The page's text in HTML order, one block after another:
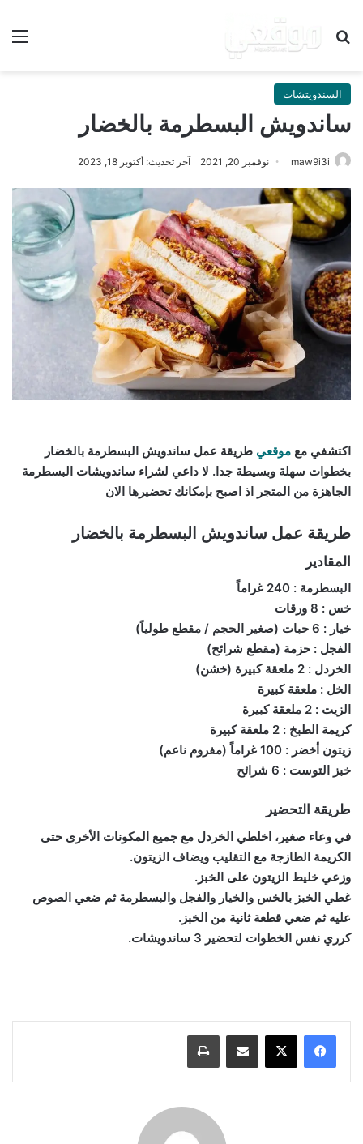
بحث عن
السندويتشات
ساندويش البسطرمة بالخضار
maw9i3i نوفمبر 20, 2021 آخر تحديث: أكتوبر 18, 2023
اكتشفي مع موقعي طريقة عمل ساندويش البسطرمة بالخضار
بخطوات سهلة وبسيطة جدا. لا داعي لشراء ساندويشات البسطرمة
الجاهزة من المتجر اذ اصبح بإمكانك تحضيرها الان
طريقة عمل ساندويش البسطرمة بالخضار
المقادير
البسطرمة : 240 غراماً
خس : 8 ورقات
خيار : 6 حبات (صغير الحجم / مقطع طولياً)
الفجل : حزمة (مقطع شرائح)
الخردل : 2 ملعقة كبيرة (خشن)
الخل : ملعقة كبيرة
الزيت : 2 ملعقة كبيرة
كريمة الطبخ : 2 ملعقة كبيرة
زيتون أخضر : 100 غراماً (مفروم ناعم)
خبز التوست : 6 شرائح
طريقة التحضير
في وعاء صغير، اخلطي الخردل مع جميع المكونات الأخرى حتى
الكريمة الطازجة مع التقليب ويضاف الزيتون.
وزعي خليط الزيتون على الخبز.
غطي الخبز بالخس والخيار والفجل والبسطرمة ثم ضعي الصوص
عليه ثم ضعي قطعة ثانية من الخبز.
كرري نفس الخطوات لتحضير 3 ساندويشات.
مشاركة عبر البريد طباعة